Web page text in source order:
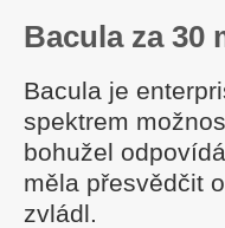
Bacula za 30
Bacula je
spektrem
bohužel
měla přesvědčit
zvládl.